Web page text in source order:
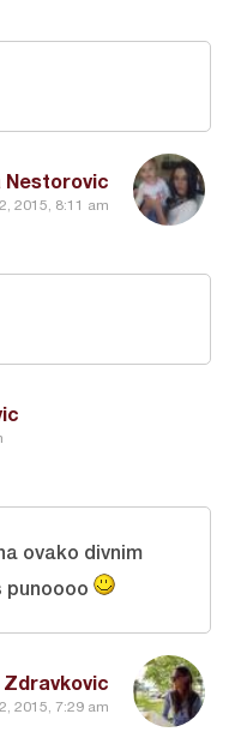
Nestorovic
2015, 8:11 am
2015, 7:29 am
ovako divnim
punoooo